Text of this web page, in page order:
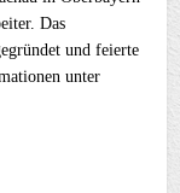
Das
und feierte
unter